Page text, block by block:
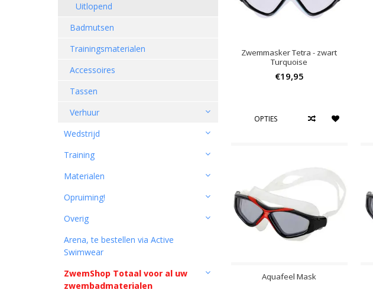
Uitlopend
Badmutsen
Trainingsmaterialen
Accessoires
Tassen
Verhuur
Wedstrijd
Training
Materialen
Opruiming!
Overig
Arena, te bestellen via Active
Swimwear
ZwemShop Totaal voor al uw
zwembadmaterialen
Zwemmasker Tetra - zwart
Turquoise
€19,95
OPTIES
Aquafeel Mask